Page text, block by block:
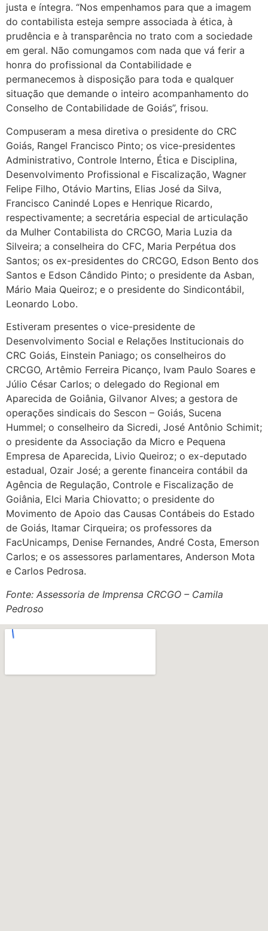
justa e íntegra. “Nos empenhamos para que a imagem
do contabilista esteja sempre associada à ética, à
prudência e à transparência no trato com a sociedade
em geral. Não comungamos com nada que vá ferir a
honra do profissional da Contabilidade e
permanecemos à disposição para toda e qualquer
situação que demande o inteiro acompanhamento do
Conselho de Contabilidade de Goiás”, frisou.
Compuseram a mesa diretiva o presidente do CRC
Goiás, Rangel Francisco Pinto; os vice-presidentes
Administrativo, Controle Interno, Ética e Disciplina,
Desenvolvimento Profissional e Fiscalização, Wagner
Felipe Filho, Otávio Martins, Elias José da Silva,
Francisco Canindé Lopes e Henrique Ricardo,
respectivamente; a secretária especial de articulação
da Mulher Contabilista do CRCGO, Maria Luzia da
Silveira; a conselheira do CFC, Maria Perpétua dos
Santos; os ex-presidentes do CRCGO, Edson Bento dos
Santos e Edson Cândido Pinto; o presidente da Asban,
Mário Maia Queiroz; e o presidente do Sindicontábil,
Leonardo Lobo.
Estiveram presentes o vice-presidente de
Desenvolvimento Social e Relações Institucionais do
CRC Goiás, Einstein Paniago; os conselheiros do
CRCGO, Artêmio Ferreira Picanço, Ivam Paulo Soares e
Júlio César Carlos; o delegado do Regional em
Aparecida de Goiânia, Gilvanor Alves; a gestora de
operações sindicais do Sescon – Goiás, Sucena
Hummel; o conselheiro da Sicredi, José Antônio Schimit;
o presidente da Associação da Micro e Pequena
Empresa de Aparecida, Livio Queiroz; o ex-deputado
estadual, Ozair José; a gerente financeira contábil da
Agência de Regulação, Controle e Fiscalização de
Goiânia, Elci Maria Chiovatto; o presidente do
Movimento de Apoio das Causas Contábeis do Estado
de Goiás, Itamar Cirqueira; os professores da
FacUnicamps, Denise Fernandes, André Costa, Emerson
Carlos; e os assessores parlamentares, Anderson Mota
e Carlos Pedrosa.
Fonte: Assessoria de Imprensa CRCGO – Camila
Pedroso